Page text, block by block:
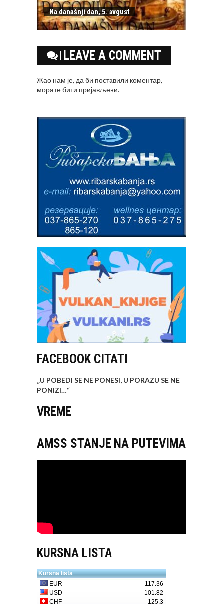
Na današnji dan, 5. avgust
LEAVE A COMMENT
Жао нам је, да би поставили коментар,
моратебити пријављени.
FACEBOOK CITATI
„U POBEDI SE NE PONESI, U PORAZU SE NE
PONIZI…“
VREME
AMSS STANJE NA PUTEVIMA
KURSNA LISTA